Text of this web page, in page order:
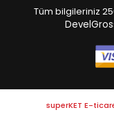
Tüm bilgileriniz
superKET E-